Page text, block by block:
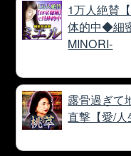
1万人絶賛
体的中◆細
MINORI-
露骨過ぎて
直撃【愛/